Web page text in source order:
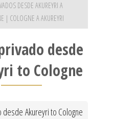
DESDE AKUREYRI A
| COLOGNE A AKUREYRI
desde
to Cologne
desde Akureyri to Cologne